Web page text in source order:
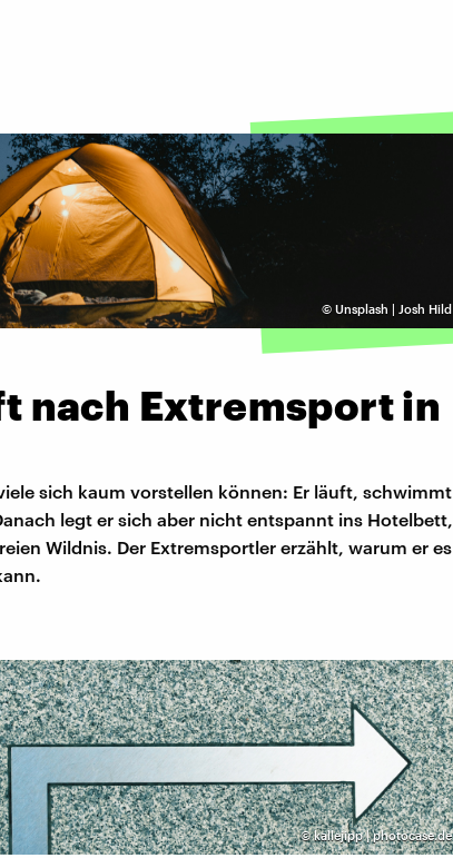
© Unsplash | Josh Hild
nach Extremsport in
sich kaum vorstellen können: Er läuft, schwimmt
legt er sich aber nicht entspannt ins Hotelbett,
Wildnis. Der Extremsportler erzählt, warum er es
©kallejipp | photocase.de